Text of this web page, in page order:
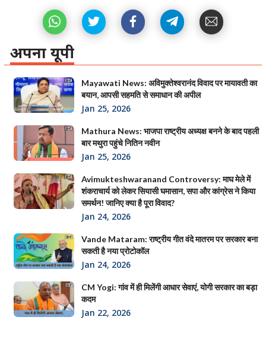
अपना यूपी
Mayawati News: अविमुक्तेश्वरानंद विवाद पर मायावती का
बयान, आपसी सहमति से समाधान की अपील
Jan 25, 2026
Mathura News: भाजपा राष्ट्रीय अध्यक्ष बनने के बाद पहली
बार मथुरा पहुंचे नितिन नवीन
Jan 25, 2026
Avimukteshwaranand Controversy: माघ मेले में
शंकराचार्य को लेकर सियासी घमासान, सपा और कांग्रेस ने किया
समर्थन! जानिए क्या है पूरा विवाद?
Jan 24, 2026
Vande Mataram: राष्ट्रीय गीत वंदे मातरम पर सरकार बना
सकती है नया प्रोटोकॉल
Jan 24, 2026
CM Yogi: गांव में ही मिलेंगी आधार सेवाएं, योगी सरकार का बड़ा
कदम
Jan 22, 2026